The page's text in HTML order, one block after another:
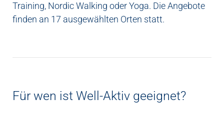
Training, Nordic Walking oder Yoga. Die Angebote
finden an 17 ausgewählten Orten statt.
Für wen ist Well-Aktiv geeignet?